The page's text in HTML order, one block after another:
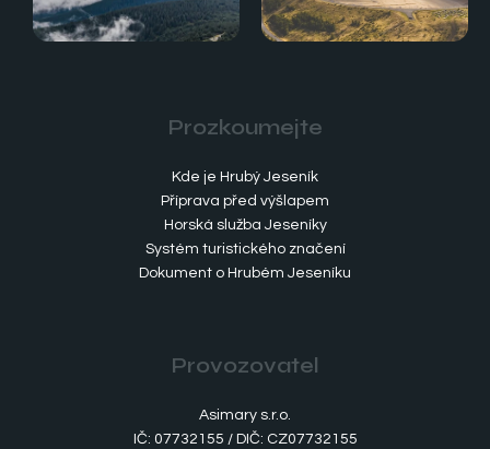
Prozkoumejte
Kde je Hrubý Jeseník
Příprava před výšlapem
Horská služba Jeseníky
Systém turistického značení
Dokument o Hrubém Jeseníku
Provozovatel
Asimary s.r.o.
IČ: 07732155 / DIČ: CZ07732155